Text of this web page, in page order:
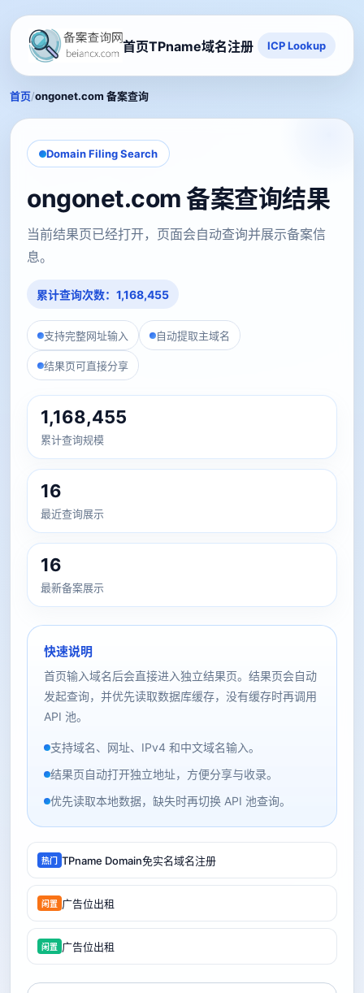
首页TPname域名注册 ICP Lookup
首页/ongonet.com 备案查询
Domain Filing Search
ongonet.com 备案查询结果
当前结果页已经打开，页面会自动查询并展示备案信
息。
累计查询次数：1,168,455
支持完整网址输入 自动提取主域名
结果页可直接分享
1,168,455
累计查询规模
16
最近查询展示
16
最新备案展示
快速说明
首页输入域名后会直接进入独立结果页。结果页会自动
发起查询，并优先读取数据库缓存，没有缓存时再调用
API 池。
支持域名、网址、IPv4 和中文域名输入。
结果页自动打开独立地址，方便分享与收录。
优先读取本地数据，缺失时再切换 API 池查询。
热门 TPname Domain免实名域名注册
闲置 广告位出租
闲置 广告位出租